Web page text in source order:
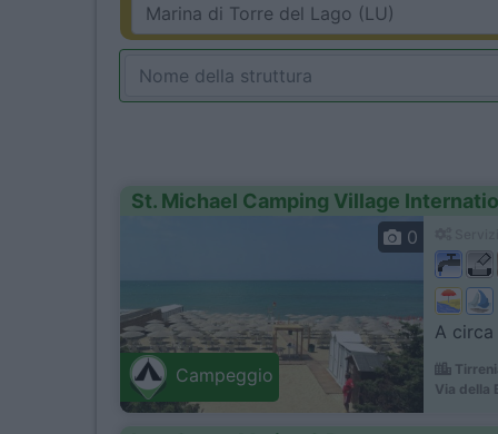
St. Michael Camping Village
Campeggio
0
A
Via della